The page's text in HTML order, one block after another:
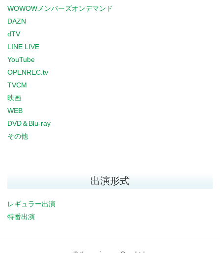
WOWOWメンバーズオンデマンド
DAZN
dTV
LINE LIVE
YouTube
OPENREC.tv
TVCM
映画
WEB
DVD＆Blu-ray
その他
出演形式
レギュラー出演
特番出演